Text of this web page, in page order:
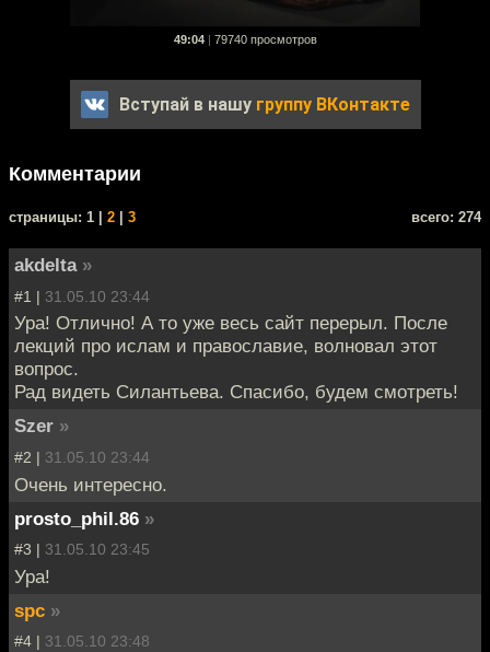
49:04 79740 просмотров
Вступай в нашу группу ВКонтакте
Комментарии
cтраницы: 1 | 2 3 всего: 274
akdelta »
#1 | 31.05.10 23:44
Ура! Отлично! А то уже весь сайт перерыл. После
лекций про ислам и православие, волновал этот
вопрос.
Рад видеть Силантьева. Спасибо, будем смотреть!
Szer »
#2 | 31.05.10 23:44
Очень интересно.
prosto_phil.86 »
#3 | 31.05.10 23:45
Ура!
spc »
#4 | 31.05.10 23:48